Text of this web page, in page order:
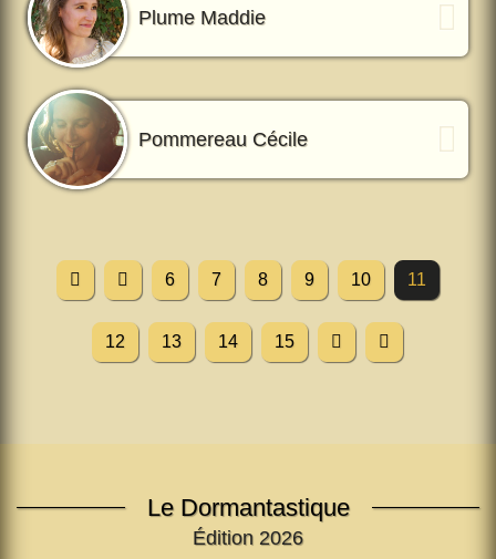
Le Dormantastique
Édition 2026
Plume Maddie
Pommereau Cécile
6 7 8 9 10 11
12 13 14 15